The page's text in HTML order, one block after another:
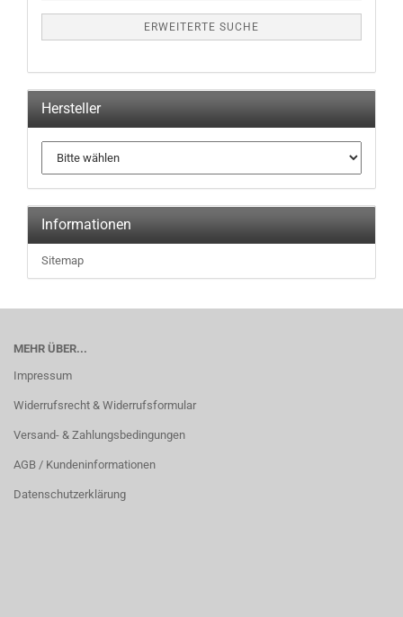
ERWEITERTE SUCHE
Hersteller
Informationen
Sitemap
MEHR ÜBER...
Impressum
Widerrufsrecht & Widerrufsformular
Versand- & Zahlungsbedingungen
AGB / Kundeninformationen
Datenschutzerklärung